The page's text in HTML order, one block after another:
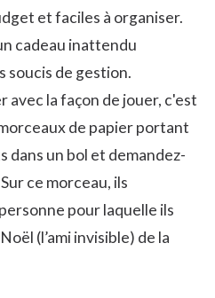
et faciles à organiser.
cadeau inattendu
soucis de gestion.
avec la façon de jouer, c'est
de papier portant
dans un bol et demandez-
ce morceau, ils
pour laquelle ils
(l’ami invisible) de la